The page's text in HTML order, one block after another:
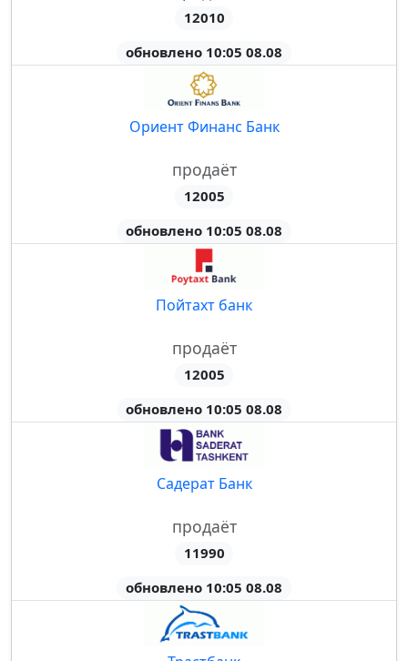
12010
обновлено 10:05 08.08
Ориент Финанс Банк
продаёт
12005
обновлено 10:05 08.08
Пойтахт банк
продаёт
12005
обновлено 10:05 08.08
Садерат Банк
продаёт
11990
обновлено 10:05 08.08